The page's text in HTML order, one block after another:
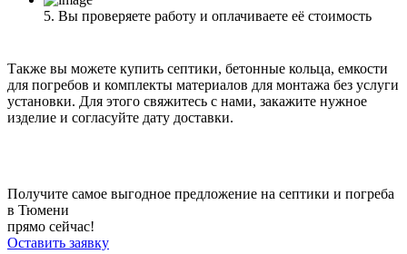
5. Вы проверяете работу и оплачиваете её стоимость
Также вы можете купить септики, бетонные кольца, емкости
для погребов и комплекты материалов для монтажа без услуги
установки. Для этого свяжитесь с нами, закажите нужное
изделие и согласуйте дату доставки.
Получите самое выгодное предложение на септики и погреба
в Тюмени
прямо сейчас!
Оставить заявку